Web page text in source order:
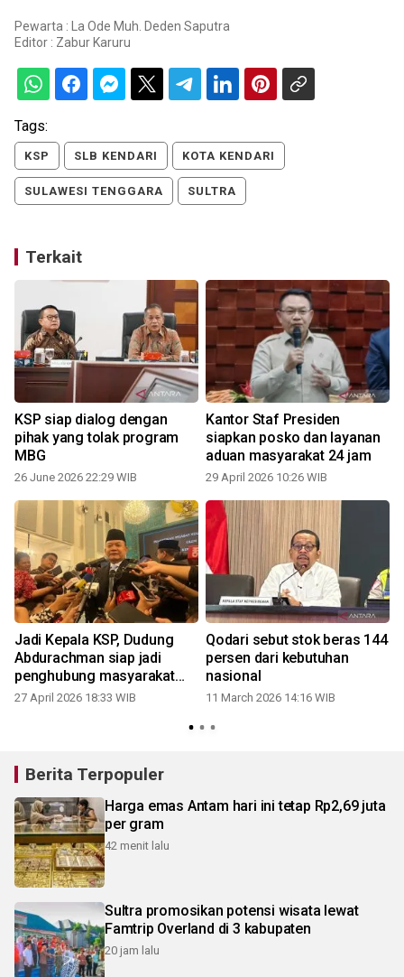
Pewarta : La Ode Muh. Deden Saputra
Editor : Zabur Karuru
Tags:
KSP SLB KENDARI KOTA KENDARI
SULAWESI TENGGARA SULTRA
Terkait
KSP siap dialog dengan
pihak yang tolak program
MBG
26 June 2026 22:29 WIB
Kantor Staf Presiden
siapkan posko dan layanan
aduan masyarakat 24 jam
29 April 2026 10:26 WIB
Jadi Kepala KSP, Dudung
Abdurachman siap jadi
penghubung masyarakat
dan pemerintah
27 April 2026 18:33 WIB
Qodari sebut stok beras 144
persen dari kebutuhan
nasional
11 March 2026 14:16 WIB
Berita Terpopuler
Harga emas Antam hari ini tetap Rp2,69 juta
per gram
42 menit lalu
Sultra promosikan potensi wisata lewat
Famtrip Overland di 3 kabupaten
20 jam lalu